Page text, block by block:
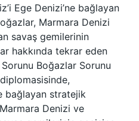
Ege Denizi’ne bağlayan
Marmara Denizi
savaş gemilerinin
hakkında tekrar eden
Boğazlar Sorunu
bağlayan stratejik
Denizi ve